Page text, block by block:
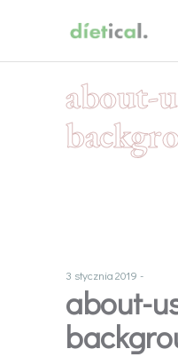
about-
3 stycznia 2019
about-